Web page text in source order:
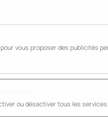
vous proposer des publicités
ou désactiver tous les services.